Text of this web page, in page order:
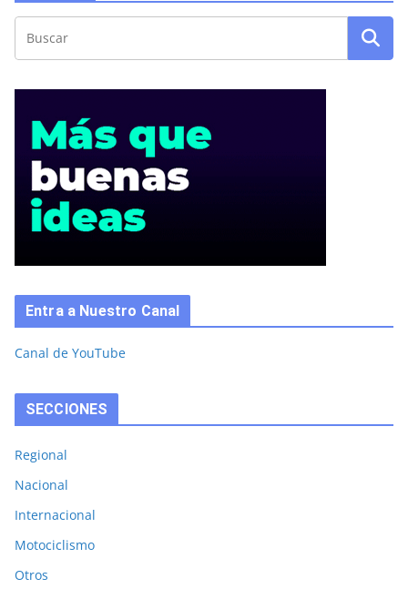
Entra a Nuestro Canal
Canal de YouTube
SECCIONES
Regional
Nacional
Internacional
Motociclismo
Otros